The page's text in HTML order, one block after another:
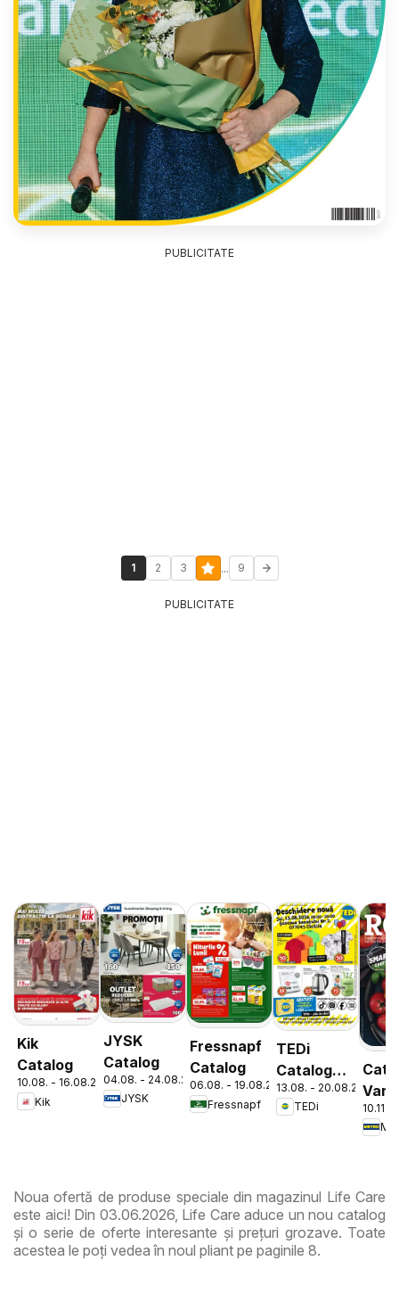
PUBLICITATE
1 2 3 ... 9
PUBLICITATE
Kik
Catalog
10.08. - 16.08.2026
Kik
JYSK
Catalog
04.08. - 24.08.2026
JYSK
Fressnapf
Catalog
06.08. - 19.08.2026
Fressnapf
TEDi
Catalog
Chitila
13.08. - 20.08.2026
TEDi
de
10.11.
Noua ofertă de produse speciale din magazinul Life Care
este aici! Din 03.06.2026, Life Care aduce un nou catalog
și o serie de oferte interesante și prețuri grozave. Toate
acestea le poți vedea în noul pliant pe paginile 8.